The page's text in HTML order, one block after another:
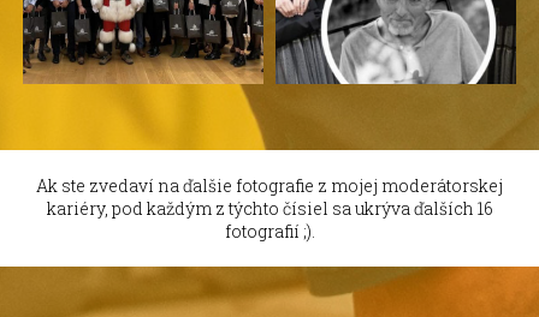
Ak ste zvedaví na ďalšie fotografie z mojej moderátorskej
kariéry, pod každým z týchto čísiel sa ukrýva ďalších 16
fotografií ;).